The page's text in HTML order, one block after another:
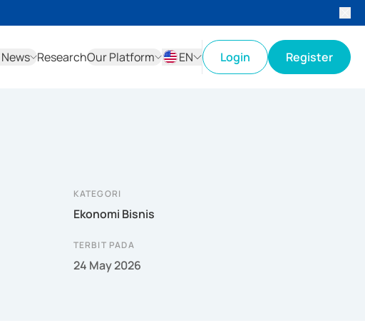
ResearchOur Platform
EN
Login Register
KATEGORI
Ekonomi Bisnis
TERBIT PADA
24 May 2026